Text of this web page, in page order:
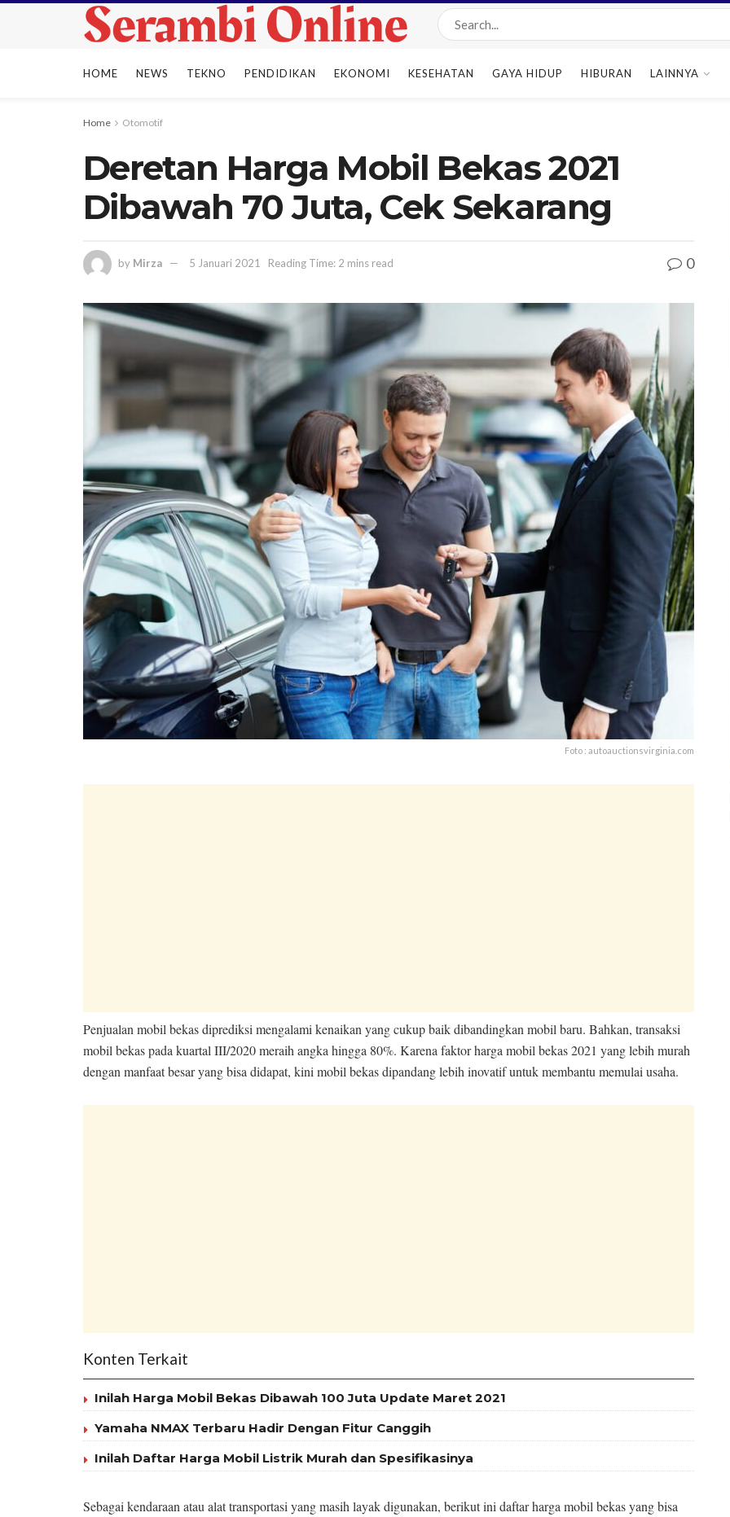
HOME NEWS TEKNO PENDIDIKAN EKONOMI KESEHATAN GAYA HIDUP HIBURAN LAINNYA
Home Otomotif
Deretan Harga Mobil Bekas 2021
Dibawah 70 Juta, Cek Sekarang
by Mirza 5 Januari 2021 Reading Time: 2 mins read 0
Foto : autoauctionsvirginia.com
Penjualan mobil bekas diprediksi mengalami kenaikan yang cukup baik dibandingkan mobil baru. Bahkan, transaksi
mobil bekas pada kuartal III/2020 meraih angka hingga 80%. Karena faktor harga mobil bekas 2021 yang lebih murah
dengan manfaat besar yang bisa didapat, kini mobil bekas dipandang lebih inovatif untuk membantu memulai usaha.
Konten Terkait
Inilah Harga Mobil Bekas Dibawah 100 Juta Update Maret 2021
Yamaha NMAX Terbaru Hadir Dengan Fitur Canggih
Inilah Daftar Harga Mobil Listrik Murah dan Spesifikasinya
Sebagai kendaraan atau alat transportasi yang masih layak digunakan, berikut ini daftar harga mobil bekas yang bisa